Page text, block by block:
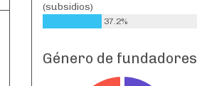
(subsidios)
37.2%
Género de fundadores